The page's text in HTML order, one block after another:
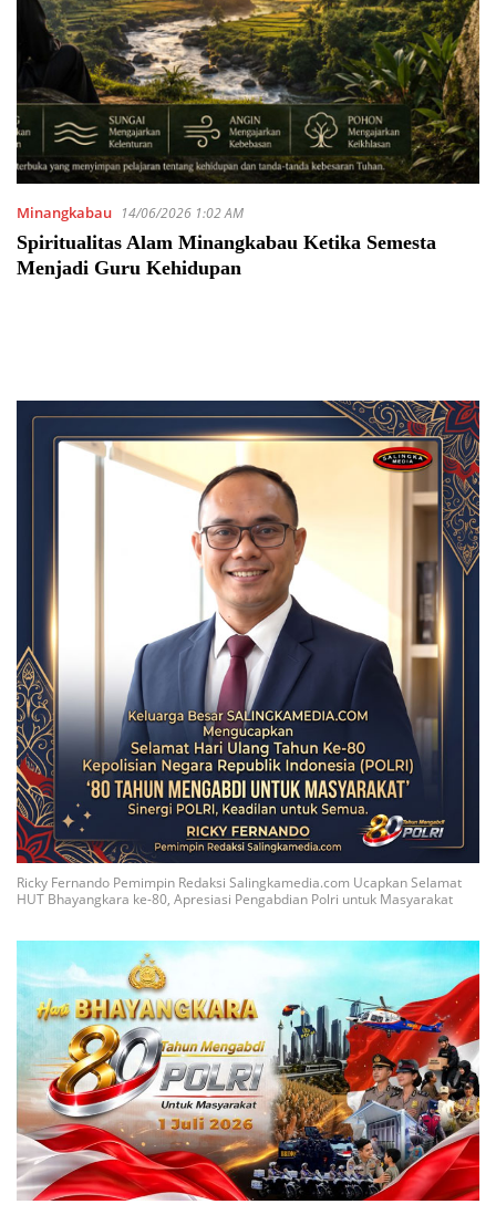
Minangkabau 14/06/2026 1:02 AM
Spiritualitas Alam Minangkabau Ketika Semesta
Menjadi Guru Kehidupan
Ricky Fernando Pemimpin Redaksi Salingkamedia.com Ucapkan Selamat
HUT Bhayangkara ke-80, Apresiasi Pengabdian Polri untuk Masyarakat